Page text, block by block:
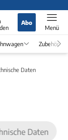
Abo
Menü
Zubehör
Daten
Daten